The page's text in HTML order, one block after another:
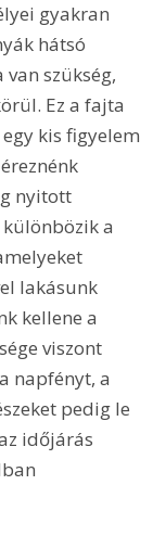
gyakran
hátsó
szükség,
Ez a fajta
kis figyelem
nyitott
a
lakásunk
kellene a
viszont
napfényt, a
pedig le
időjárás